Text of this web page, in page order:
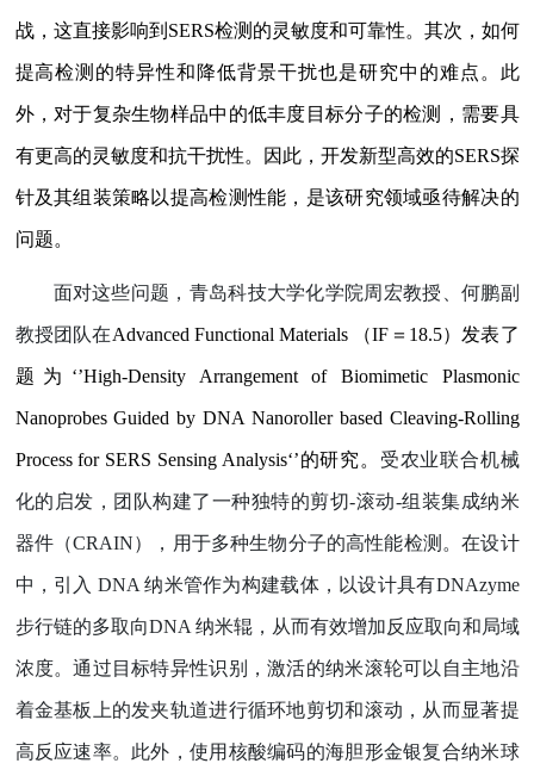
战，这直接影响到 SERS检测的灵敏度和可靠性。其次，如何
提高检测的特异性和降低背景干扰也是研究中的难点。此
外，对于复杂生物样品中的低丰度目标分子的检测，需要具
有更高的灵敏度和抗干扰性。因此，开发新型高效的SERS探
针及其组装策略以提高检测性能，是该研究领域亟待解决的
问题。
面对这些问题，青岛科技大学化学院周宏教授、何鹏副
教授团队在Advanced Functional Materials （IF ＝ 18.5）发表了
题为 ‘’High-Density Arrangement of Biomimetic Plasmonic
Nanoprobes Guided by DNA Nanoroller based Cleaving-Rolling
Process for SERS Sensing Analysis‘’的研究。 受农业联合机械
化的启发，团队构建了一种独特的剪切-滚动-组装集成纳米
器件（CRAIN），用于多种生物分子的高性能检测。在设计
中，引入 DNA纳米管作为构建载体，以设计具有DNAzyme
步行链的多取向DNA 纳米辊，从而有效增加反应取向和局域
浓度。通过目标特异性识别，激活的纳米滚轮可以自主地沿
着金基板上的发夹轨道进行循环地剪切和滚动，从而显著提
高反应速率。此外，使用核酸编码的海胆形金银复合纳米球